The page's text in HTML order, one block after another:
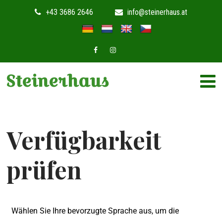
+43 3686 2646 info@steinerhaus.at
Steinerhaus
Verfügbarkeit
prüfen
Wählen Sie Ihre bevorzugte Sprache aus, um die